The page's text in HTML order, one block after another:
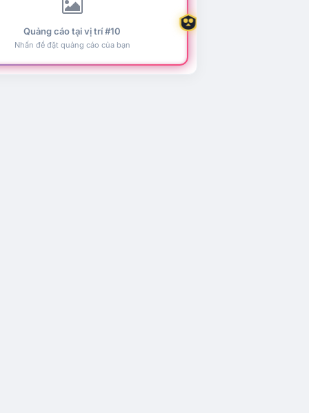
Quảng cáo tại vị trí #10
Nhấn để đặt quảng cáo của bạn